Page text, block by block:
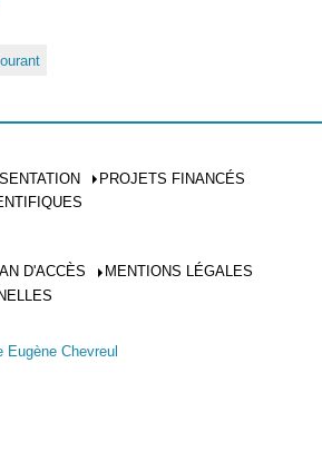
PROJETS FINANCÉS
D'ACCÈS
MENTIONS LÉGALES
Eugène Chevreul